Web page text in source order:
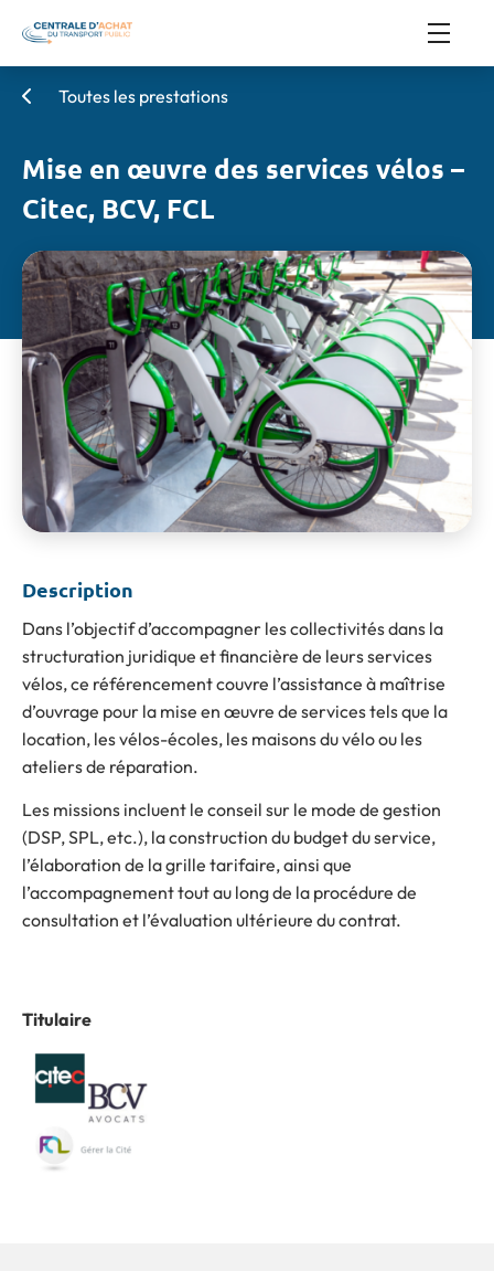
Toutes les prestations
Mise en œuvre des services vélos –
Citec, BCV, FCL
Description
Dans l’objectif d’accompagner les collectivités dans la
structuration juridique et financière de leurs services
vélos, ce référencement couvre l’assistance à maîtrise
d’ouvrage pour la mise en œuvre de services tels que la
location, les vélos-écoles, les maisons du vélo ou les
ateliers de réparation.
Les missions incluent le conseil sur le mode de gestion
(DSP, SPL, etc.), la construction du budget du service,
l’élaboration de la grille tarifaire, ainsi que
l’accompagnement tout au long de la procédure de
consultation et l’évaluation ultérieure du contrat.
Titulaire